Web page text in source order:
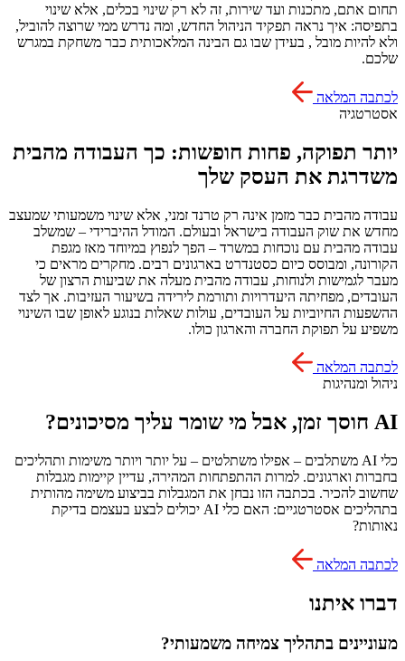
תחום אתם, מתכנות ועד שירות, זה לא רק שינוי בכלים, אלא שינוי
בתפיסה: איך נראה תפקיד הניהול החדש, ומה נדרש ממי שרוצה להוביל,
ולא להיות מובל , בעידן שבו גם הבינה המלאכותית כבר משחקת במגרש
שלכם.
לכתבה המלאה
אסטרטגיה
יותר תפוקה, פחות חופשות: כך העבודה מהבית
משדרגת את העסק שלך
עבודה מהבית כבר מזמן אינה רק טרנד זמני, אלא שינוי משמעותי שמעצב
מחדש את שוק העבודה בישראל ובעולם. המודל ההיברידי – שמשלב
עבודה מהבית עם נוכחות במשרד – הפך לנפוץ במיוחד מאז מגפת
הקורונה, ומבוסס כיום כסטנדרט בארגונים רבים. מחקרים מראים כי
מעבר לגמישות ולנוחות, עבודה מהבית מעלה את שביעות הרצון של
העובדים, מפחיתה היעדרויות ותורמת לירידה בשיעור העזיבות. אך לצד
ההשפעות החיוביות על העובדים, עולות שאלות בנוגע לאופן שבו השינוי
משפיע על תפוקת החברה והארגון כולו.
לכתבה המלאה
ניהול ומנהיגות
AI חוסך זמן, אבל מי שומר עליך מסיכונים?
כלי AI משתלבים – אפילו משתלטים – על יותר ויותר משימות ותהליכים
בחברות וארגונים. למרות ההתפתחות המהירה, עדיין קיימות מגבלות
שחשוב להכיר. בכתבה הזו נבחן את המגבלות בביצוע משימה מהותית
בתהליכים אסטרטגיים: האם כלי AI יכולים לבצע בעצמם בדיקת
נאותות?
לכתבה המלאה
דברו איתנו
מעוניינים בתהליך צמיחה משמעותי?